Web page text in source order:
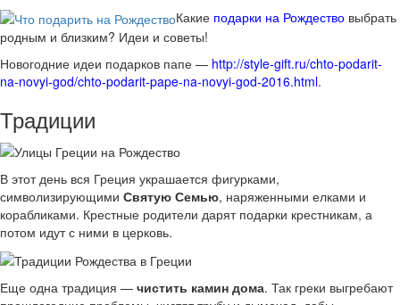
Какие подарки на Рождество выбрать
родным и близким? Идеи и советы!
Новогодние идеи подарков папе — http://style-gift.ru/chto-podarit-
na-novyi-god/chto-podarit-pape-na-novyi-god-2016.html.
Традиции
В этот день вся Греция украшается фигурками,
символизирующими Святую Семью, наряженными елками и
корабликами. Крестные родители дарят подарки крестникам, а
потом идут с ними в церковь.
Еще одна традиция — чистить камин дома. Так греки выгребают